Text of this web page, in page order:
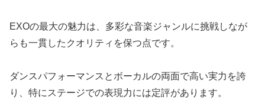
EXOの最大の魅力は、多彩な音楽ジャンルに挑戦しなが
らも一貫したクオリティを保つ点です。
ダンスパフォーマンスとボーカルの両面で高い実力を誇
り、特にステージでの表現力には定評があります。